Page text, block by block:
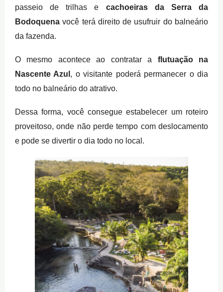
passeio de trilhas e cachoeiras da Serra da
Bodoquena você terá direito de usufruir do balneário
da fazenda.
O mesmo acontece ao contratar a flutuação na
Nascente Azul , o visitante poderá permanecer o dia
todo no balneário do atrativo.
Dessa forma, você consegue estabelecer um roteiro
proveitoso, onde não perde tempo com deslocamento
e pode se divertir o dia todo no local.